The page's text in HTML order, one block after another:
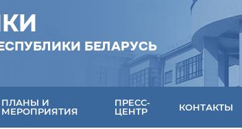
БЕЛАРУСЬ
ПЛАНЫ И
МЕРОПРИЯТИЯ
ПРЕСС-
ЦЕНТР
КОНТАКТЫ